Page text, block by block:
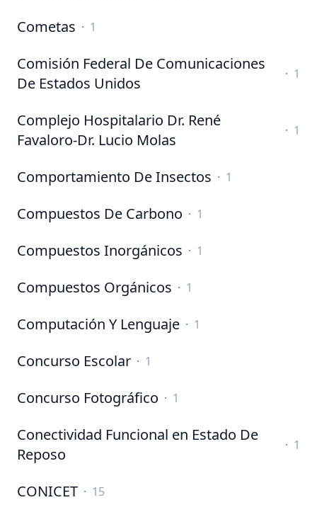
Cometas · 1
Comisión Federal De Comunicaciones
De Estados Unidos
· 1
Complejo Hospitalario Dr. René
Favaloro-Dr. Lucio Molas
· 1
Comportamiento De Insectos · 1
Compuestos De Carbono · 1
Compuestos Inorgánicos · 1
Compuestos Orgánicos · 1
Computación Y Lenguaje · 1
Concurso Escolar · 1
Concurso Fotográfico · 1
Conectividad Funcional en Estado De
Reposo
· 1
CONICET · 15